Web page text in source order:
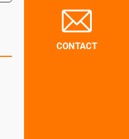
CONTACT